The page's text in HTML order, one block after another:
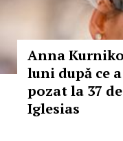
Anna
luni după ce
pozat la 37
Iglesias